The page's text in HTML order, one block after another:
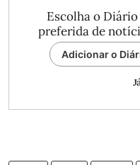
Escolha o
preferida de
Adicionar o